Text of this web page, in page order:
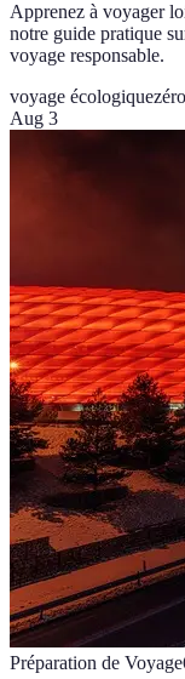
Apprenez à voyager
notre guide pratique
voyage responsable.
voyage écologique
Aug 3
Préparation de Voyage